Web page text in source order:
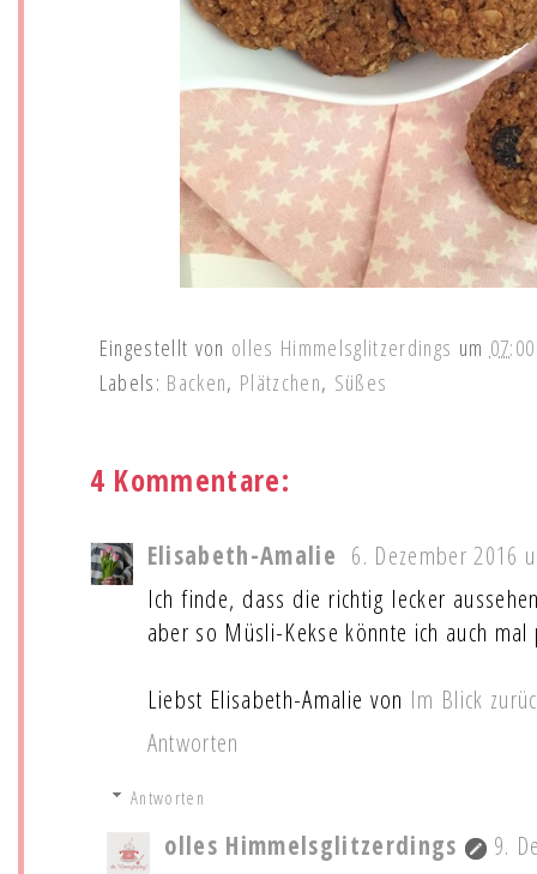
Eingestellt von olles Himmelsglitzerdings um 07:00
Labels: Backen, Plätzchen, Süßes
4 Kommentare:
Elisabeth-Amalie 6. Dezember 2016
Ich finde, dass die richtig lecker
aber so Müsli-Kekse könnte ich auch
Liebst Elisabeth-Amalie von Im Blick
Antworten
Antworten
olles Himmelsglitzerdings
9.